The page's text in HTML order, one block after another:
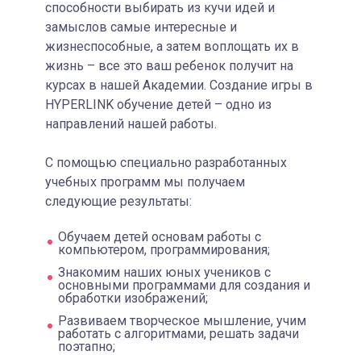
способности выбирать из кучи идей и
замыслов самые интересные и
жизнеспособные, а затем воплощать их в
жизнь – все это ваш ребенок получит на
курсах в нашей Академии. Создание игры в
HYPERLINK обучение детей – одно из
направлений нашей работы.
С помощью специально разработанных
учебных программ мы получаем
следующие результаты:
Обучаем детей основам работы с
компьютером, программирования;
Знакомим наших юных учеников с
основными программами для создания и
обработки изображений;
Развиваем творческое мышление, учим
работать с алгоритмами, решать задачи
поэтапно;